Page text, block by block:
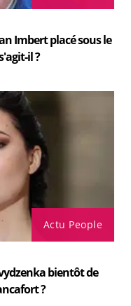
Imbert placé sous le
il ?
Actu People
bientôt de
?